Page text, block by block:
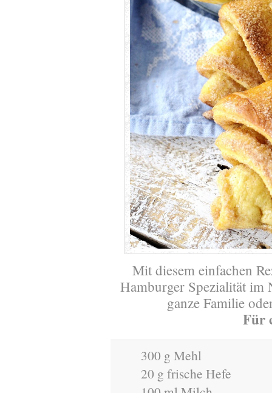
Mit diesem einfachen
Hamburger Spezialität im
ganze Familie
Für
300 g Mehl
20 g frische Hefe